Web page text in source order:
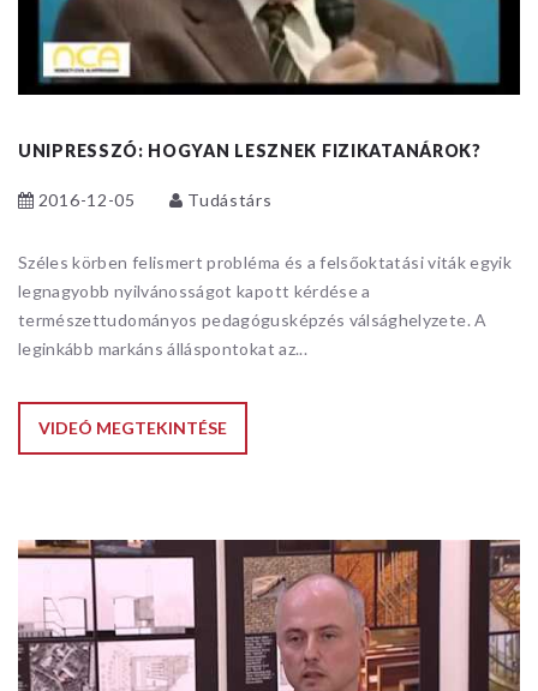
UNIPRESSZÓ: HOGYAN LESZNEK FIZIKATANÁROK?
2016-12-05 Tudástárs
Széles körben felismert probléma és a felsőoktatási viták egyik
legnagyobb nyilvánosságot kapott kérdése a
természettudományos pedagógusképzés válsághelyzete. A
leginkább markáns álláspontokat az...
VIDEÓ MEGTEKINTÉSE